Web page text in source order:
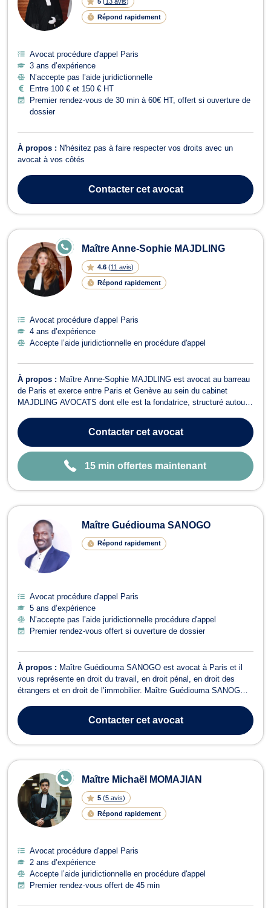
Répond rapidement
Avocat procédure d'appel Paris
3 ans d’expérience
N’accepte pas l’aide juridictionnelle
Entre 100 € et 150 € HT
Premier rendez-vous de 30 min à 60€ HT, offert si ouverture de
dossier
À propos : N'hésitez pas à faire respecter vos droits avec un
avocat à vos côtés
Contactercet avocat
Maître Anne-Sophie MAJDLING
4.6 (11 avis)
Répond rapidement
E
N
LI
N
E
Avocat procédure d'appel Paris
4 ans d’expérience
Accepte l’aide juridictionnelle en procédure d'appel
À propos : Maître Anne-Sophie MAJDLING est avocat au barreau
de Paris et exerce entre Paris et Genève au sein du cabinet
MAJDLING AVOCATS dont elle est la fondatrice, structuré autour
international, droit pénal, droit des assurances. Elle conseille et
représente une clientèle ...Contactercet avocat
15 min offertes maintenant
Maître Guédiouma SANOGO
Répond rapidement
Avocat procédure d'appel Paris
5 ans d’expérience
N’accepte pas l’aide juridictionnelle procédure d'appel
Premier rendez-vous offert si ouverture de dossier
À propos : Maître Guédiouma SANOGO est avocat à Paris et il
vous représente en droit du travail, en droit pénal, en droit des
étrangers et en droit de l’immobilier. Maître Guédiouma SANOGO
sur les questions en lien avec le licenciement, le harcèlement, la
prise d’act...
Contactercet avocat
Maître Michaël MOMAJIAN
5 (5 avis)
Répond rapidement
E
N
LI
G
N
E
Avocat procédure d'appel Paris
2 ans d’expérience
Accepte l’aide juridictionnelle en procédure d'appel
Premier rendez-vous offert de 45 min